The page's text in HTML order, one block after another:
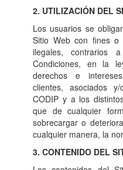
2. UTILIZACIÓN DEL
Los usuarios se
Sitio Web con fines o
ilegales, contrarios
Condiciones, en la
derechos e
clientes, asociados
CODIP y a los
que de cualquier
sobrecargar o
cualquier manera, la
3. CONTENIDO DEL